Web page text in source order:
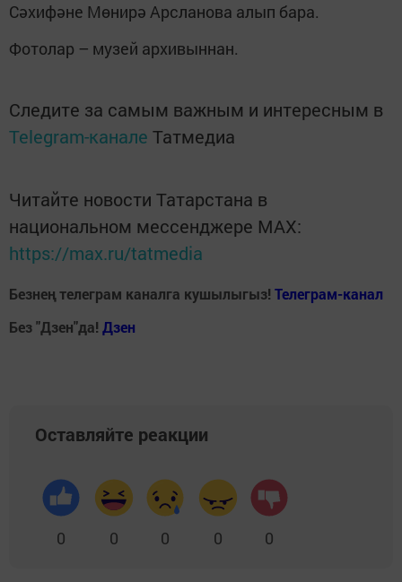
Сәхифәне Мөнирә Арсланова алып бара.
Фотолар – музей архивыннан.
Следите за самым важным и интересным в
Telegram-канале Татмедиа
Читайте новости Татарстана в
национальном мессенджере MАХ:
https://max.ru/tatmedia
Безнең телеграм каналга кушылыгыз! Телеграм-канал
Без "Дзен"да! Дзен
Оставляйте реакции
0 0 0 0 0